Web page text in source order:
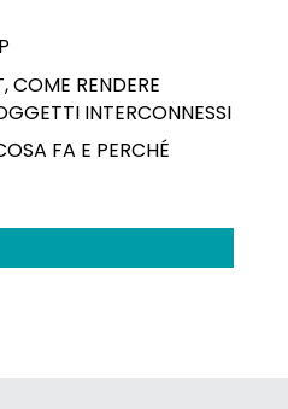
COME RENDERE
INTERCONNESSI
FA E PERCHÉ